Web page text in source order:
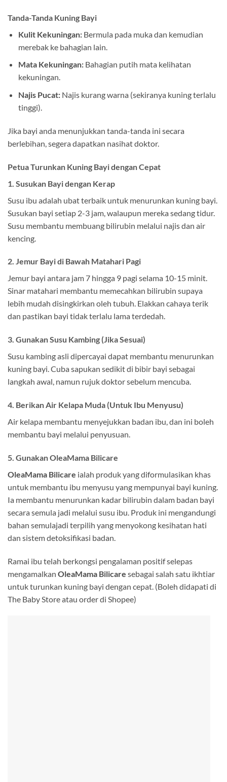
Tanda-Tanda Kuning Bayi
Kulit Kekuningan:Bermula pada muka dan kemudian
merebak ke bahagian lain.
Mata Kekuningan:Bahagian putih mata kelihatan
kekuningan.
Najis Pucat:Najis kurang warna (sekiranya kuning terlalu
tinggi).
Jika bayi anda menunjukkan tanda-tanda ini secara
berlebihan, segera dapatkan nasihat doktor.
Petua Turunkan Kuning Bayi dengan Cepat
1. Susukan Bayi dengan Kerap
Susu ibu adalah ubat terbaik untuk menurunkan kuning bayi.
Susukan bayi setiap 2-3 jam, walaupun mereka sedang tidur.
Susu membantu membuang bilirubin melalui najis dan air
kencing.
2. Jemur Bayi di Bawah Matahari Pagi
Jemur bayi antara jam 7 hingga 9 pagi selama 10-15 minit.
Sinar matahari membantu memecahkan bilirubin supaya
lebih mudah disingkirkan oleh tubuh. Elakkan cahaya terik
dan pastikan bayi tidak terlalu lama terdedah.
3. Gunakan Susu Kambing (Jika Sesuai)
Susu kambing asli dipercayai dapat membantu menurunkan
kuning bayi. Cuba sapukan sedikit di bibir bayi sebagai
langkah awal, namun rujuk doktor sebelum mencuba.
4. Berikan Air Kelapa Muda (Untuk Ibu Menyusu)
Air kelapa membantu menyejukkan badan ibu, dan ini boleh
membantu bayi melalui penyusuan.
5. Gunakan OleaMama Bilicare
OleaMama Bilicare ialah produk yang diformulasikan khas
untuk membantu ibu menyusu yang mempunyai bayi kuning.
Ia membantu menurunkan kadar bilirubin dalam badan bayi
secara semula jadi melalui susu ibu. Produk ini mengandungi
bahan semulajadi terpilih yang menyokong kesihatan hati
dan sistem detoksifikasi badan.
Ramai ibu telah berkongsi pengalaman positif selepas
mengamalkan OleaMama Bilicare sebagai salah satu ikhtiar
untuk turunkan kuning bayi dengan cepat. (Boleh didapati di
The Baby Store atau order di Shopee)